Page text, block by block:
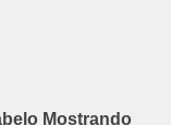
Mostrando